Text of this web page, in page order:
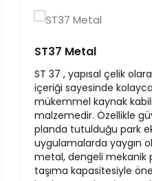
ST37 Metal
ST 37 , yapısal çelik
içeriği sayesinde
mükemmel kaynak
malzemedir. Özellikle
planda tutulduğu park
uygulamalarda yaygın
metal, dengeli mekanik
taşıma kapasitesiyle